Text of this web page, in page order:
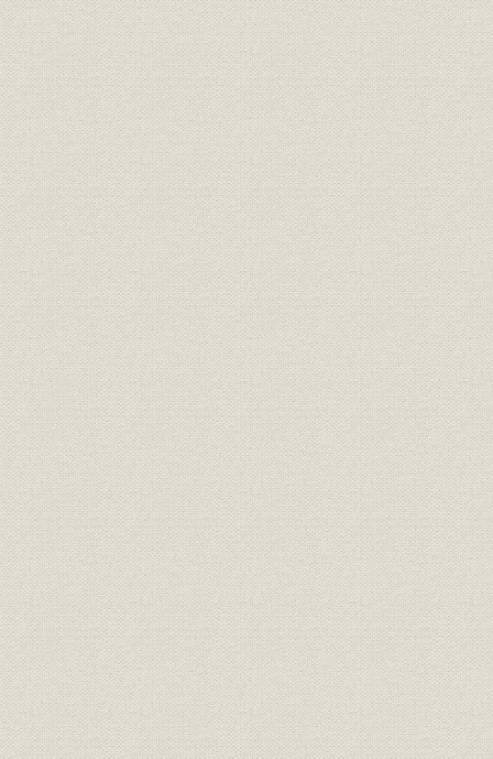
業界;財務・業績
終戦直後における組合金融各段
階の主要勘定推移
昭和20年
(1946年)1
経営;貸付金 金庫貸出金の科目別残高
昭和20年
(1946年)3
経営;貸付金 金庫貸出金の団体別残高
昭和20年
(1946年)3
経営
戦後の系統事業分量の消長(昭和
21年と28年との比較)
昭和21年
(1953年)
林業 造林・伐採の推移
昭和1年度
度(1953年
業界;財務・業績
組合金融各段階における金融緊
急措置実施前後の主要勘定
昭和21年
年3月
業界;経営
戦前と戦後との金融機関別預貯
金残高の比較
昭和11年
20年(1945
(1946年)3